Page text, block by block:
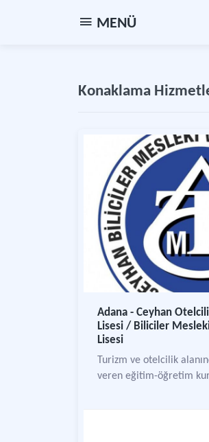
MENÜ
Konaklama
Adana - Ceyhan
Lisesi / Biliciler
Lisesi
Turizm ve otelcilik
veren eğitim-öğretim